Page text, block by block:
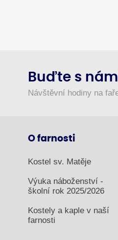
Buďte s
Návštěvní hodiny na
O farnosti
Kostel sv. Matěje
Výuka náboženství -
školní rok 2025/2026
Kostely a kaple v naší
farnosti